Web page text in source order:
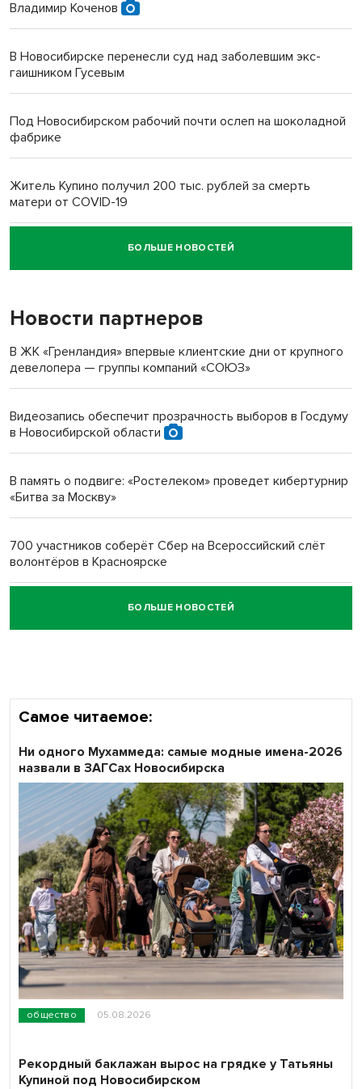
Владимир Коченов
В Новосибирске перенесли суд над заболевшим экс-
гаишником Гусевым
Под Новосибирском рабочий почти ослеп на шоколадной
фабрике
Житель Купино получил 200 тыс. рублей за смерть
матери от COVID-19
Новосибирский суд наказал водителя за смерть
пенсионерки на вокзале
«Мы живём на пастбище!»: в новосибирском селе лошади
терроризируют жителей
Инвалид получил условный срок за избиение врачей
Новосибирский преподаватель с женой вошли в топ-16
Обновлённое отделение ВТБ открылось в Искитиме
БОЛЬШЕ НОВОСТЕЙ
Новости партнеров
В ЖК «Гренландия» впервые клиентские дни от крупного
девелопера — группы компаний «СОЮЗ»
Видеозапись обеспечит прозрачность выборов в Госдуму
в Новосибирской области
В память о подвиге: «Ростелеком» проведет кибертурнир
«Битва за Москву»
700 участников соберёт Сбер на Всероссийский слёт
волонтёров в Красноярске
Честный выбор: видеонаблюдение обеспечит
объективность результатов ЕДГ в Новосибирской
БОЛЬШЕ НОВОСТЕЙ
Самое читаемое:
общество 05.08.2026
Ни одного Мухаммеда: самые модные имена-2026
назвали в ЗАГСах Новосибирска
Рекордный баклажан вырос на грядке у Татьяны
Купиной под Новосибирском